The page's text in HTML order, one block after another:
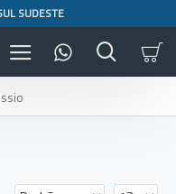
SUDESTE